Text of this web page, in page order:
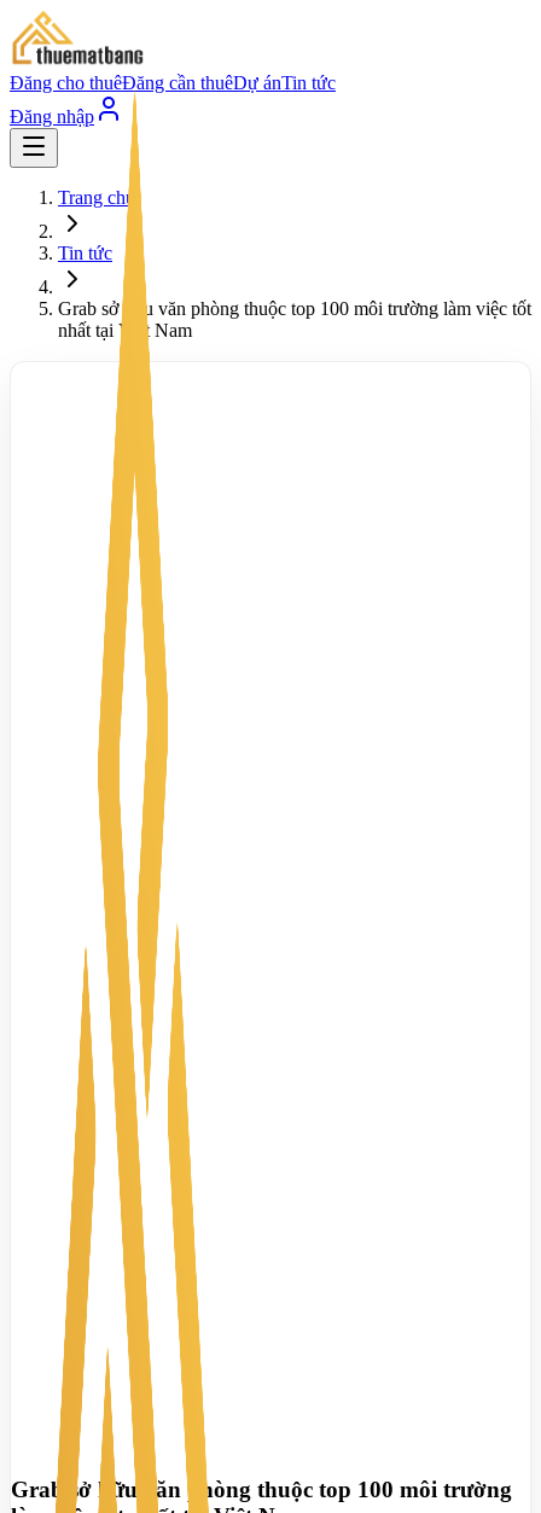
Đăng cho thuêĐăng cần thuêDự ánTin tức
Đăng nhập
Trang chủ
Tin tức
Grab sở hữu văn phòng thuộc top 100 môi trường làm việc tốt
nhất tại Việt Nam
Grab sở hữu văn phòng thuộc top 100 môi trường